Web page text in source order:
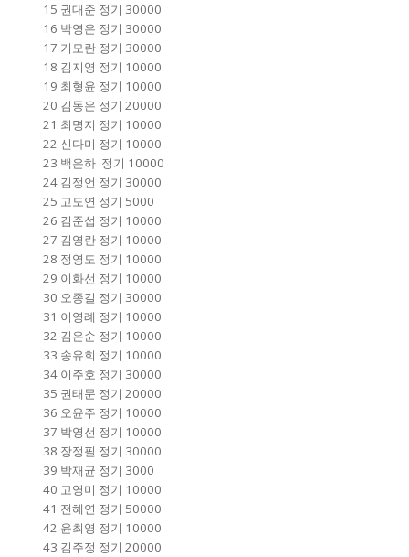
15 권대준 정기 30000
16 박영은 정기 30000
17 기모란 정기 30000
18 김지영 정기 10000
19 최형윤 정기 10000
20 김동은 정기 20000
21 최명지 정기 10000
22 신다미 정기 10000
23 백은하 정기 10000
24 김정언 정기 30000
25 고도연 정기 5000
26 김준섭 정기 10000
27 김영란 정기 10000
28 정영도 정기 10000
29 이화선 정기 10000
30 오종길 정기 30000
31 이영례 정기 10000
32 김은순 정기 10000
33 송유희 정기 10000
34 이주호 정기 30000
35 권태문 정기 20000
36 오윤주 정기 10000
37 박영선 정기 10000
38 장정필 정기 30000
39 박재균 정기 3000
40 고영미 정기 10000
41 전혜연 정기 50000
42 윤최영 정기 10000
43 김주정 정기 20000